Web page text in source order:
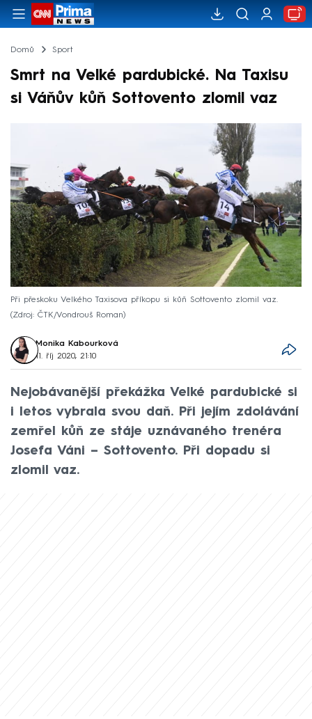
Domů Sport
Smrt na Velké pardubické. Na Taxisu
si Váňův kůň Sottovento zlomil vaz
Při přeskoku Velkého Taxisova příkopu si kůň Sottovento zlomil vaz.
Zdroj: ČTK/Vondrouš Roman
Monika Kabourková
11. říj 2020, 21:10
Nejobávanější překážka Velké pardubické si
i letos vybrala svou daň. Při jejím zdolávání
zemřel kůň ze stáje uznávaného trenéra
Josefa Váni – Sottovento. Při dopadu si
zlomil vaz.